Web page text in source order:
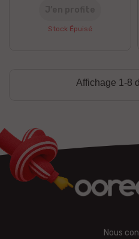
Stock Épuisé
Affichage 1-8
Nous